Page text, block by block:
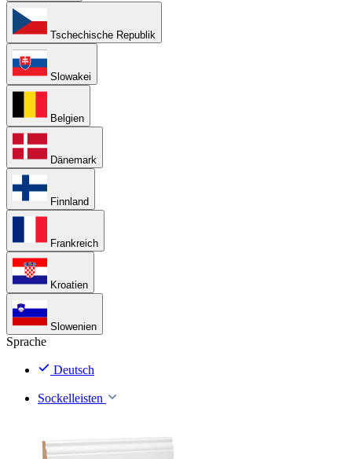
Tschechische Republik
Slowakei
Belgien
Dänemark
Finnland
Frankreich
Kroatien
Slowenien
Sprache
Deutsch
Sockelleisten